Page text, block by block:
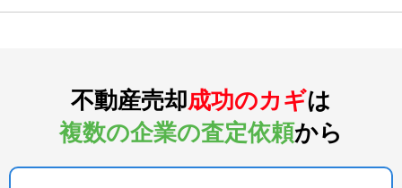
不動産売却成功のカギは
複数の企業の査定依頼から